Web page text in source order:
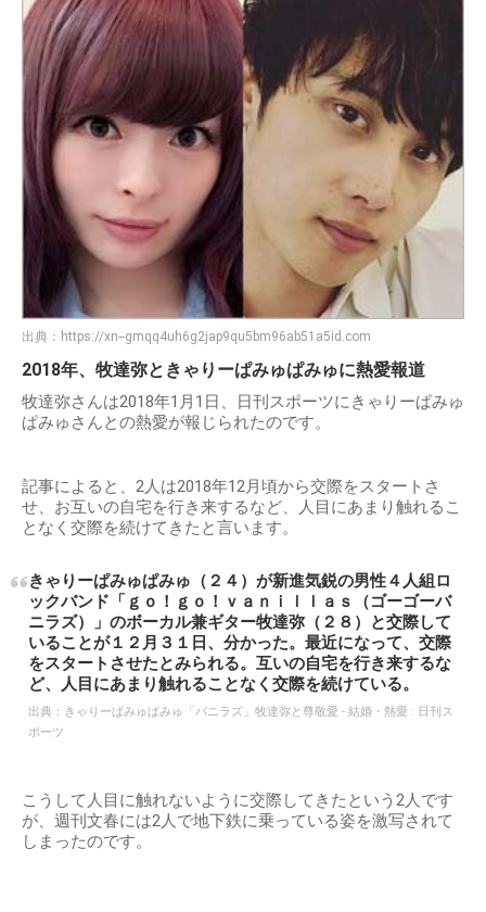
出典： https://xn--gmqq4uh6g2jap9qu5bm96ab51a5id.com
2018年、牧達弥ときゃりーぱみゅぱみゅに熱愛報道
牧達弥さんは2018年1月1日、日刊スポーツにきゃりーぱみゅ
ぱみゅさんとの熱愛が報じられたのです。
記事によると、2人は2018年12月頃から交際をスタートさ
せ、お互いの自宅を行き来するなど、人目にあまり触れるこ
となく交際を続けてきたと言います。
きゃりーぱみゅぱみゅ（２４）が新進気鋭の男性４人組ロ
ックバンド「ｇｏ！ｇｏ！ｖａｎｉｌｌａｓ（ゴーゴーバ
ニラズ）」のボーカル兼ギター牧達弥（２８）と交際して
いることが１２月３１日、分かった。最近になって、交際
をスタートさせたとみられる。互いの自宅を行き来するな
ど、人目にあまり触れることなく交際を続けている。
出典： きゃりーぱみゅぱみゅ「バニラズ」牧達弥と尊敬愛 - 結婚・熱愛 : 日刊ス
ポーツ
こうして人目に触れないように交際してきたという2人です
が、週刊文春には2人で地下鉄に乗っている姿を激写されて
しまったのです。